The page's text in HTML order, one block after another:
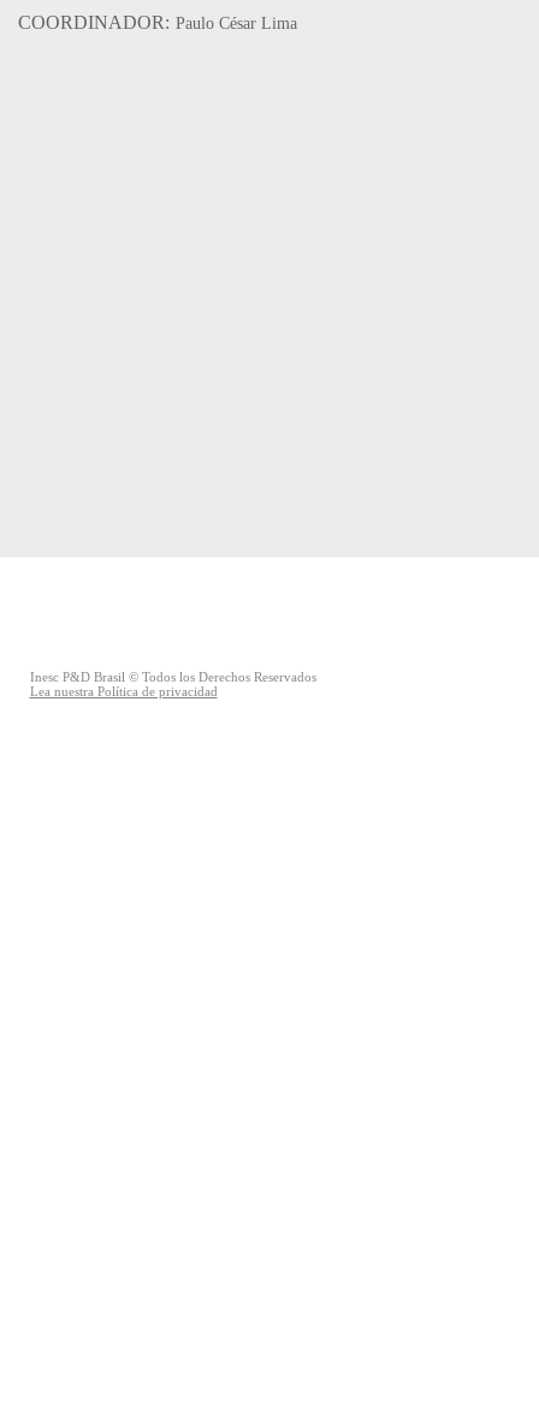
COORDINADOR: Paulo César Lima
Inesc P&D Brasil © Todos los Derechos Reservados
Lea nuestra Política de privacidad